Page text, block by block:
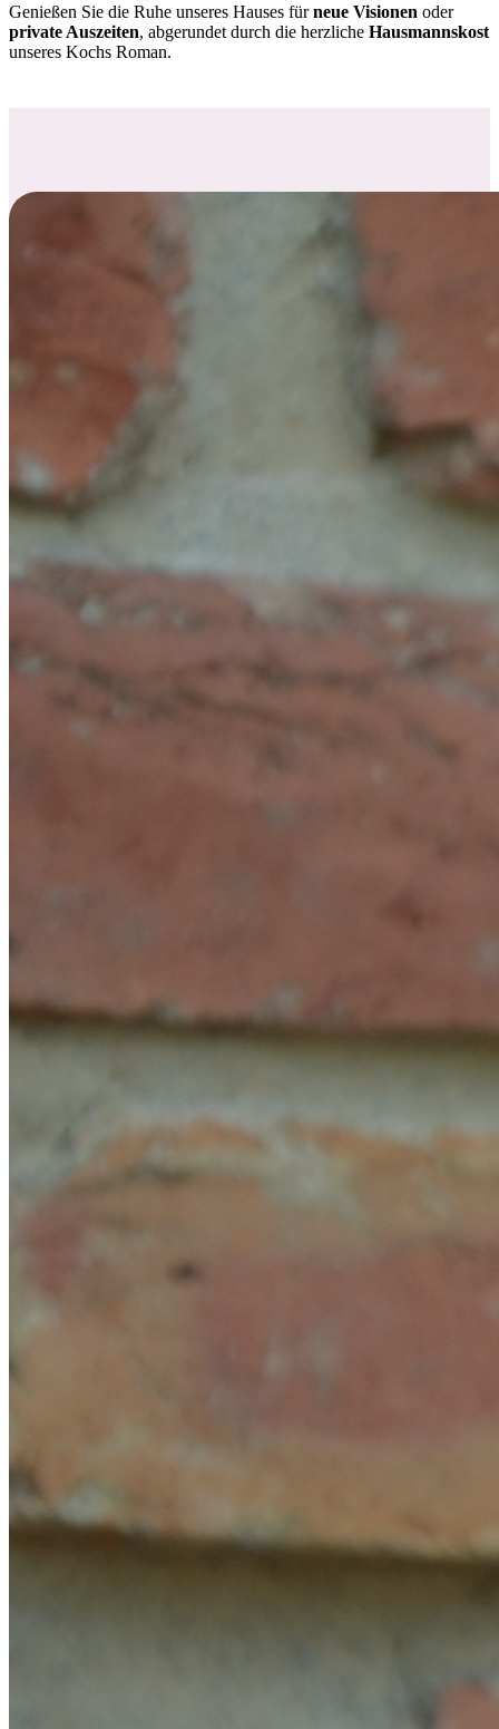
Genießen Sie die Ruhe unseres Hauses fürneue Visionen oder
private Auszeiten, abgerundet durch die herzliche Hausmannskost
unseres Kochs Roman.